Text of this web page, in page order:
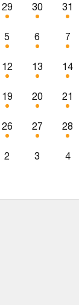
29 30 31
5 6 7
12 13 14
19 20 21
26 27 28
2 3 4